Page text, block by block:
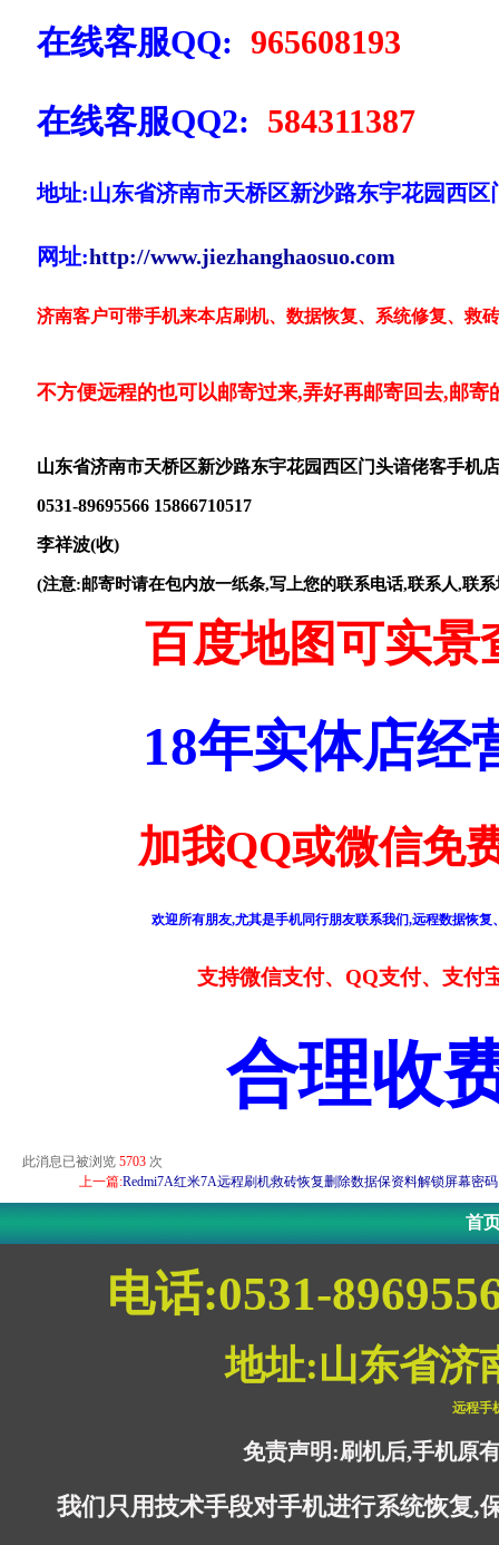
在线客服QQ: 965608193
在线客服QQ2: 584311387
地址:山东省济南市天桥区新沙路东宇花园西区
网址:http://www.jiezhanghaosuo.com
济南客户可带手机来本店刷机、数据恢复、系统修复、救
不方便远程的也可以邮寄过来,弄好再邮寄回去,邮寄
山东省济南市天桥区新沙路东宇花园西区门头谙佬客手机店
0531-89695566 15866710517
李祥波(收)
(注意:邮寄时请在包内放一纸条,写上您的联系电话,联系人,联
百度地图可实景
18年实体店经
加我QQ或微信免
欢迎所有朋友,尤其是手机同行朋友联系我们,远程数据恢
支持微信支付、QQ支付、支付
合理收
此消息已被浏览 5703 次
上一篇:Redmi7A红米7A远程刷机救砖恢复删除数据保资料解锁屏幕密码
首
电话:0531-
地址:山东省济
远程手
免责声明:刷机后,手机原
我们只用技术手段对手机进行系统恢复,